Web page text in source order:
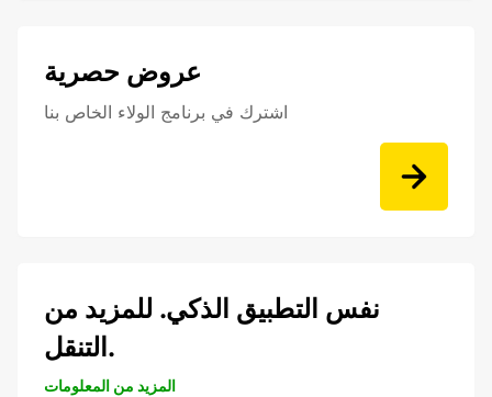
عروض حصرية
اشترك في برنامج الولاء الخاص بنا
نفس التطبيق الذكي. للمزيد من
التنقل.
المزيد من المعلومات